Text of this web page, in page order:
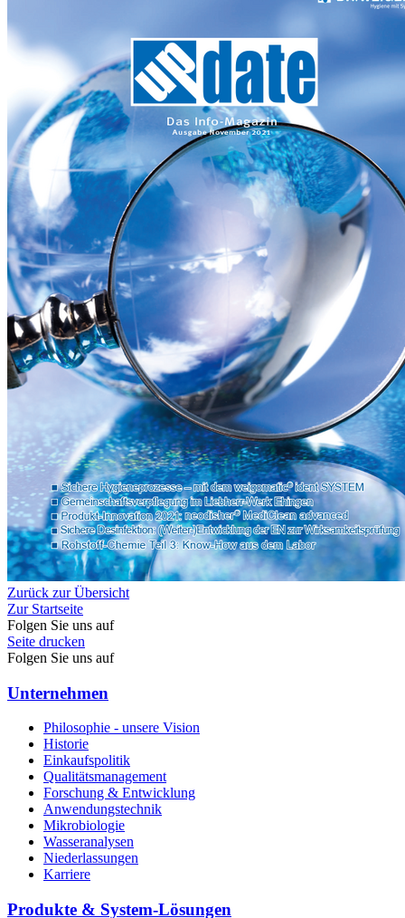
Zurück zur Übersicht
Zur Startseite
Folgen Sie uns auf
Seite drucken
Folgen Sie uns auf
Unternehmen
Philosophie - unsere Vision
Historie
Einkaufspolitik
Qualitätsmanagement
Forschung & Entwicklung
Anwendungstechnik
Mikrobiologie
Wasseranalysen
Niederlassungen
Karriere
Produkte & System-Lösungen